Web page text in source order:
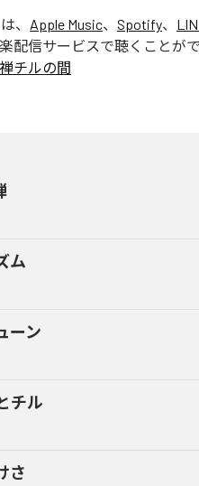
は、 Apple Music、 Spotify、
配信サービスで聴くことがで
禅チルの間
ム
ーン
チル
さ